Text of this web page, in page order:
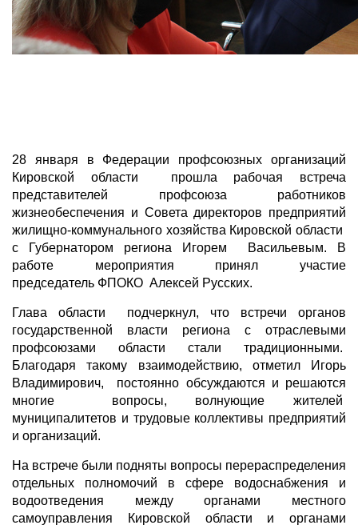
28 января в Федерации профсоюзных организаций
Кировской области прошла рабочая встреча
представителей профсоюза работников
жизнеобеспечения и Совета директоров предприятий
жилищно-коммунального хозяйства Кировской области
с Губернатором региона Игорем Васильевым. В
работе мероприятия принял участие
председатель ФПОКО Алексей Русских.
Глава области подчеркнул, что встречи органов
государственной власти региона с отраслевыми
профсоюзами области стали традиционными.
Благодаря такому взаимодействию, отметил Игорь
Владимирович, постоянно обсуждаются и решаются
многие вопросы, волнующие жителей
муниципалитетов и трудовые коллективы предприятий
и организаций.
На встрече были подняты вопросы перераспределения
отдельных полномочий в сфере водоснабжения и
водоотведения между органами местного
самоуправления Кировской области и органами